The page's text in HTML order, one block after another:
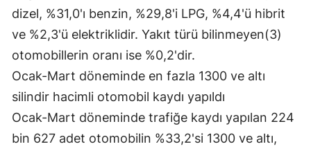
dizel, %31,0'ı benzin, %29,8'i LPG, %4,4'ü hibrit
ve %2,3'ü elektriklidir. Yakıt türü bilinmeyen(3)
otomobillerin oranı ise %0,2'dir.
Ocak-Mart döneminde en fazla 1300 ve altı
silindir hacimli otomobil kaydı yapıldı
Ocak-Mart döneminde trafiğe kaydı yapılan 224
bin 627 adet otomobilin %33,2'si 1300 ve altı,